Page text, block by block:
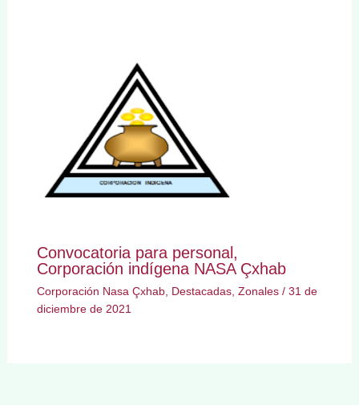
Convocatoria para personal,
Corporación indígena NASA Çxhab
Corporación Nasa Çxhab, Destacadas, Zonales/ 31 de
diciembre de 2021